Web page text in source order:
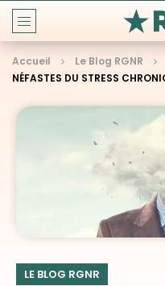
Accueil Le Blog RGNR
NÉFASTES DU STRESS
LE BLOG RGNR